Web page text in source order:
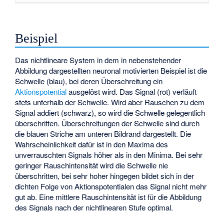
Beispiel
Das nichtlineare System in dem in nebenstehender
Abbildung dargestellten neuronal motivierten Beispiel ist die
Schwelle (blau), bei deren Überschreitung ein
Aktionspotentialausgelöst wird. Das Signal (rot) verläuft
stets unterhalb der Schwelle. Wird aber Rauschen zu dem
Signal addiert (schwarz), so wird die Schwelle gelegentlich
überschritten. Überschreitungen der Schwelle sind durch
die blauen Striche am unteren Bildrand dargestellt. Die
Wahrscheinlichkeit dafür ist in den Maxima des
unverrauschten Signals höher als in den Minima. Bei sehr
geringer Rauschintensität wird die Schwelle nie
überschritten, bei sehr hoher hingegen bildet sich in der
dichten Folge von Aktionspotentialen das Signal nicht mehr
gut ab. Eine mittlere Rauschintensität ist für die Abbildung
des Signals nach der nichtlinearen Stufe optimal.